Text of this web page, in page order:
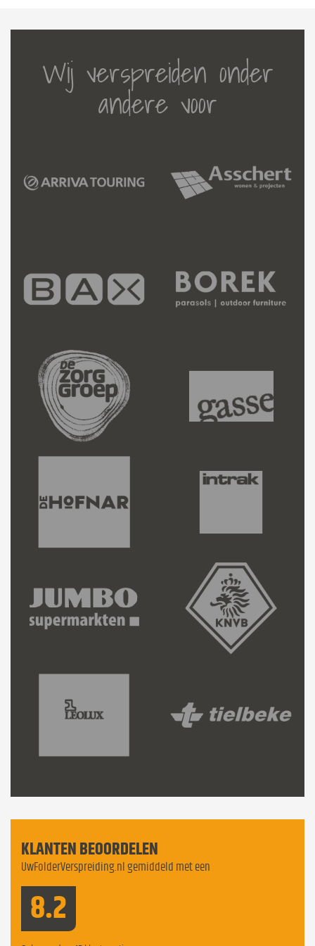
Wij verspreiden onder
andere voor
KLANTEN BEOORDELEN
UwFolderVerspreiding.nl gemiddeld met een
8.2